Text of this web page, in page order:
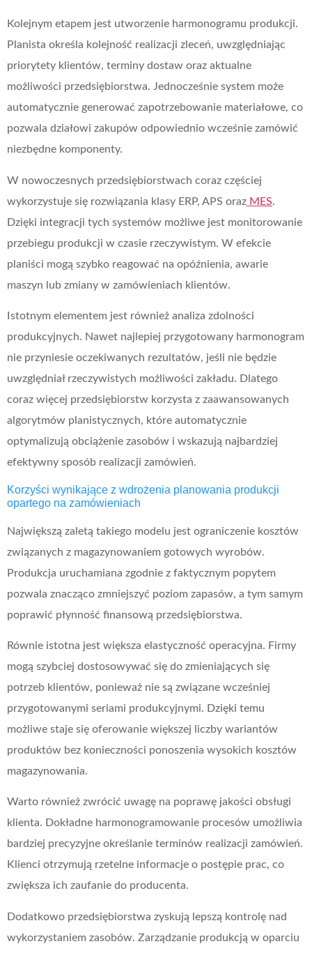
Kolejnym etapem jest utworzenie harmonogramu produkcji.
Planista określa kolejność realizacji zleceń, uwzględniając
priorytety klientów, terminy dostaw oraz aktualne
możliwości przedsiębiorstwa. Jednocześnie system może
automatycznie generować zapotrzebowanie materiałowe, co
pozwala działowi zakupów odpowiednio wcześnie zamówić
niezbędne komponenty.
W nowoczesnych przedsiębiorstwach coraz częściej
wykorzystuje się rozwiązania klasy ERP, APS oraz MES.
Dzięki integracji tych systemów możliwe jest monitorowanie
przebiegu produkcji w czasie rzeczywistym. W efekcie
planiści mogą szybko reagować na opóźnienia, awarie
maszyn lub zmiany w zamówieniach klientów.
Istotnym elementem jest również analiza zdolności
produkcyjnych. Nawet najlepiej przygotowany harmonogram
nie przyniesie oczekiwanych rezultatów, jeśli nie będzie
uwzględniał rzeczywistych możliwości zakładu. Dlatego
coraz więcej przedsiębiorstw korzysta z zaawansowanych
algorytmów planistycznych, które automatycznie
optymalizują obciążenie zasobów i wskazują najbardziej
efektywny sposób realizacji zamówień.
Korzyści wynikające z wdrożenia planowania produkcji
opartego na zamówieniach
Największą zaletą takiego modelu jest ograniczenie kosztów
związanych z magazynowaniem gotowych wyrobów.
Produkcja uruchamiana zgodnie z faktycznym popytem
pozwala znacząco zmniejszyć poziom zapasów, a tym samym
poprawić płynność finansową przedsiębiorstwa.
Równie istotna jest większa elastyczność operacyjna. Firmy
mogą szybciej dostosowywać się do zmieniających się
potrzeb klientów, ponieważ nie są związane wcześniej
przygotowanymi seriami produkcyjnymi. Dzięki temu
możliwe staje się oferowanie większej liczby wariantów
produktów bez konieczności ponoszenia wysokich kosztów
magazynowania.
Warto również zwrócić uwagę na poprawę jakości obsługi
klienta. Dokładne harmonogramowanie procesów umożliwia
bardziej precyzyjne określanie terminów realizacji zamówień.
Klienci otrzymują rzetelne informacje o postępie prac, co
zwiększa ich zaufanie do producenta.
Dodatkowo przedsiębiorstwa zyskują lepszą kontrolę nad
wykorzystaniem zasobów. Zarządzanie produkcją w oparciu